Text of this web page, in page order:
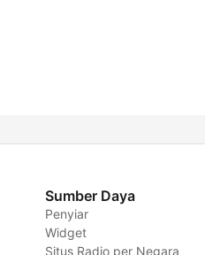
Sumber Daya
Penyiar
Widget
Situs Radio per Negara